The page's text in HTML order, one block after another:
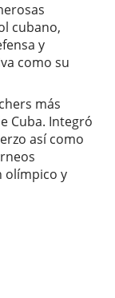
cubano,
y
como su
más
Cuba. Integró
así como
olímpico y